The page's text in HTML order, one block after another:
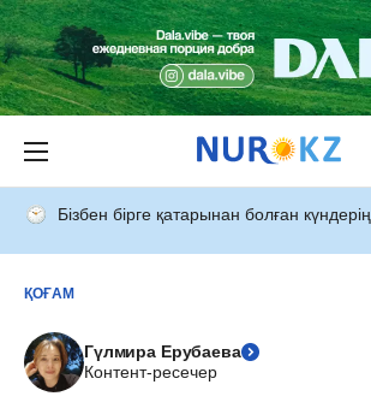
Бізбен бірге қатарынан болған
ҚОҒАМ
Гүлмира Ерубаева
Контент-ресечер